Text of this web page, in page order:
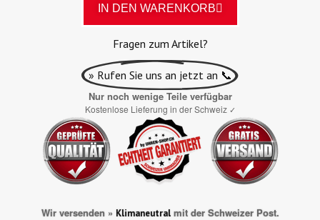
IN DEN WARENKORB
Fragen zum Artikel?
» Rufen Sie uns an jetzt an 📞
Nur noch wenige Teile verfügbar
Kostenlose Lieferung in der Schweiz ✓
Wir versenden » Klimaneutralmit der Schweizer Post.